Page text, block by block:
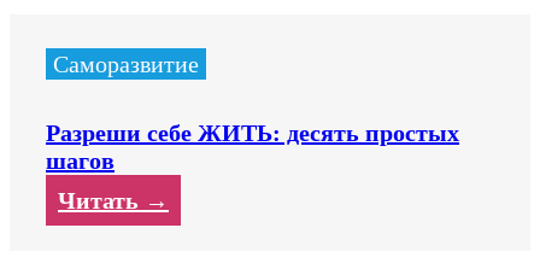
Саморазвитие
Разреши себе ЖИТЬ: десять простых
шагов
Читать →